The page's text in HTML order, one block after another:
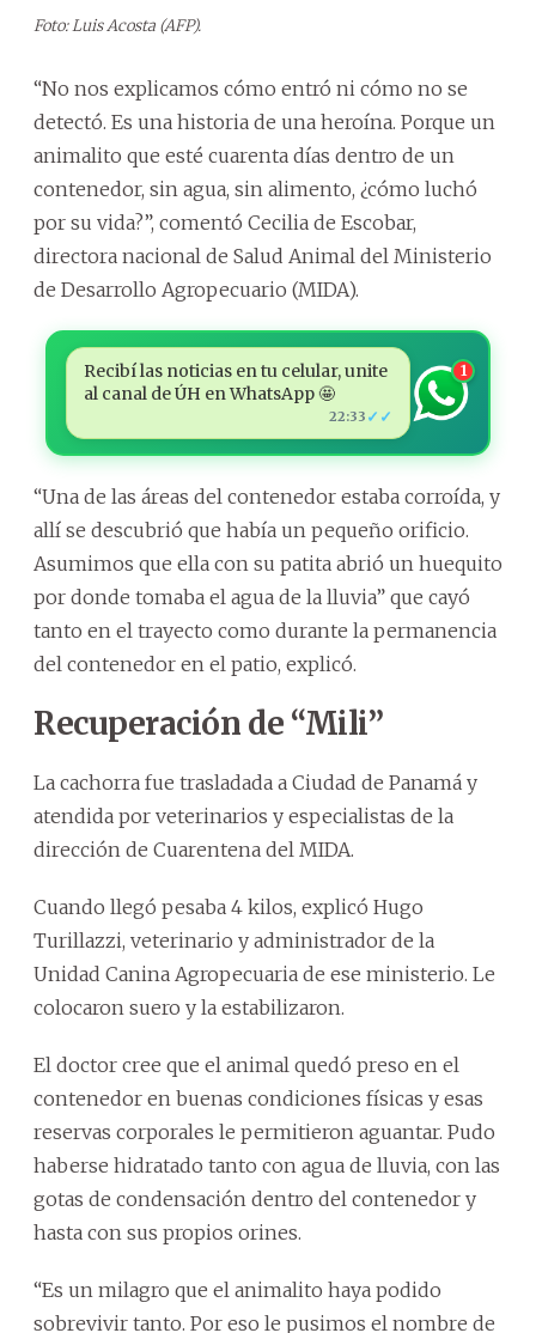
Foto: Luis Acosta (AFP).
“No nos explicamos cómo entró ni cómo no se
detectó. Es una historia de una heroína. Porque un
animalito que esté cuarenta días dentro de un
contenedor, sin agua, sin alimento, ¿cómo luchó
por su vida?”, comentó Cecilia de Escobar,
directora nacional de Salud Animal del Ministerio
de Desarrollo Agropecuario (MIDA).
Recibí las noticias en tu celular, unite
al canal de ÚH en WhatsApp 🤩
22:33 ✓✓
1
“Una de las áreas del contenedor estaba corroída, y
allí se descubrió que había un pequeño orificio.
Asumimos que ella con su patita abrió un huequito
por donde tomaba el agua de la lluvia” que cayó
tanto en el trayecto como durante la permanencia
del contenedor en el patio, explicó.
Recuperación de “Mili”
La cachorra fue trasladada a Ciudad de Panamá y
atendida por veterinarios y especialistas de la
dirección de Cuarentena del MIDA.
Cuando llegó pesaba 4 kilos, explicó Hugo
Turillazzi, veterinario y administrador de la
Unidad Canina Agropecuaria de ese ministerio. Le
colocaron suero y la estabilizaron.
El doctor cree que el animal quedó preso en el
contenedor en buenas condiciones físicas y esas
reservas corporales le permitieron aguantar. Pudo
haberse hidratado tanto con agua de lluvia, con las
gotas de condensación dentro del contenedor y
hasta con sus propios orines.
“Es un milagro que el animalito haya podido
sobrevivir tanto. Por eso le pusimos el nombre de